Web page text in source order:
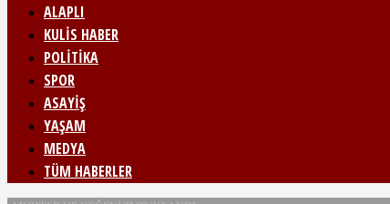
ALAPLI
KULİS HABER
POLİTİKA
SPOR
ASAYİŞ
YAŞAM
MEDYA
TÜM HABERLER